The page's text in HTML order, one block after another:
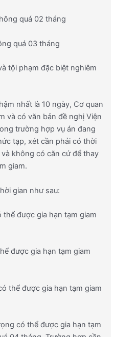
quá 02 tháng
quá 03 tháng
tội phạm đặc biệt nghiêm
nhất là 10 ngày, Cơ quan
và có văn bản đề nghị Viện
trường hợp vụ án đang
tạp, xét cần phải có thời
không có căn cứ để thay
giam.
gian như sau:
thể được gia hạn tạm giam
được gia hạn tạm giam
thể được gia hạn tạm giam
có thể được gia hạn tạm